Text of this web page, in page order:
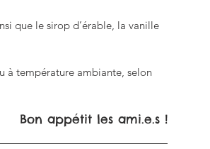
que le sirop d’érable, la vanille
à température ambiante, selon
Bon appétit les ami.e.s !